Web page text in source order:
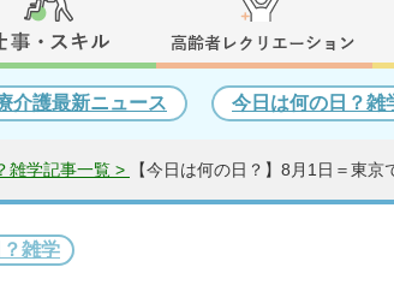
介護最新ニュース 今日は何の日？雑
雑学記事一覧 > 【今日は何の日？】8月1日＝東
雑学